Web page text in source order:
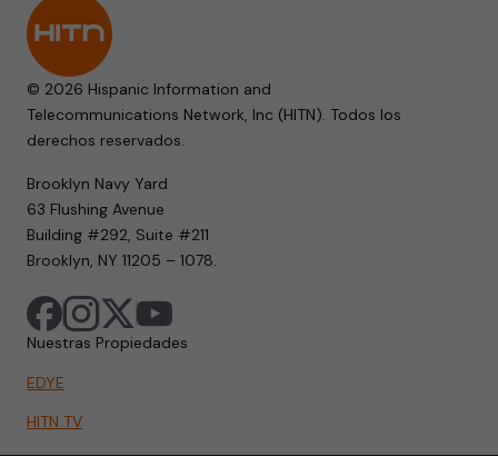
© 2026 Hispanic Information and
Telecommunications Network, Inc (HITN). Todos los
derechos reservados.
Brooklyn Navy Yard
63 Flushing Avenue
Building #292, Suite #211
Brooklyn, NY 11205 – 1078.
Nuestras Propiedades
EDYE
HITN TV